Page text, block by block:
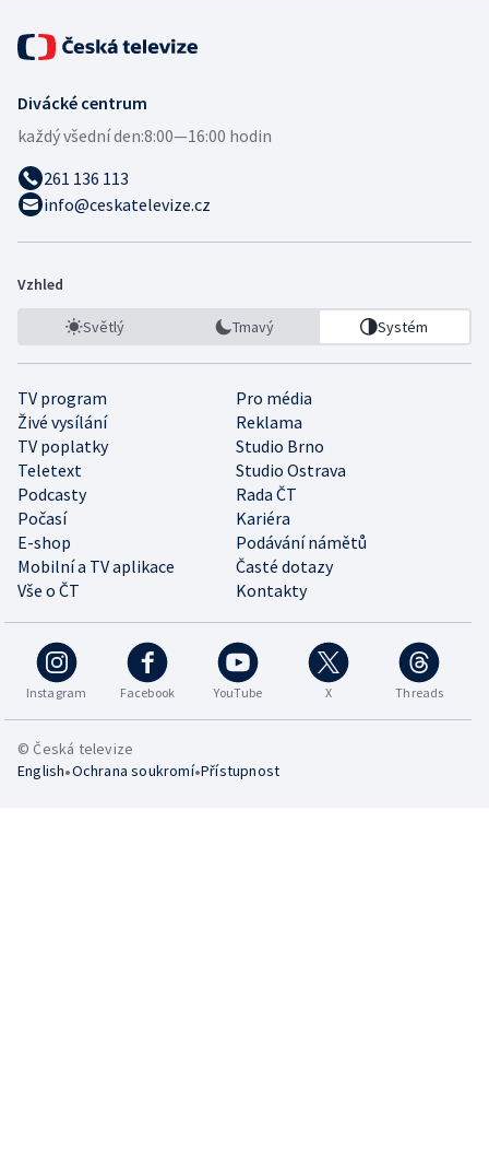
Divácké centrum
každý všední den:8:00—16:00 hodin
261 136 113
info@ceskatelevize.cz
Vzhled
Světlý Tmavý Systém
TV program
Pro média
Živé vysílání
Reklama
TV poplatky
Studio Brno
Teletext
Studio Ostrava
Podcasty
Rada ČT
Počasí
Kariéra
E-shop
Podávání námětů
Mobilní a TV aplikace
Časté dotazy
Vše o ČT
Kontakty
Instagram Facebook YouTube X Threads
© Česká televize
English•Ochrana soukromí•Přístupnost